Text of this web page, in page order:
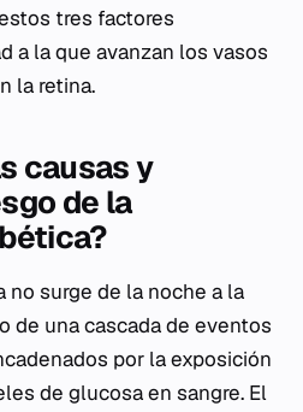
tres factores
a la que avanzan los vasos
la retina.
causas y
de la
no surge de la noche a la
de una cascada de eventos
por la exposición
de glucosa en sangre. El